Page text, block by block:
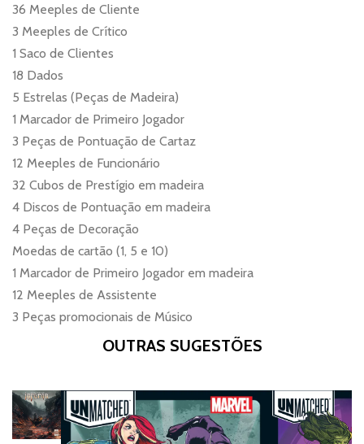
36 Meeples de Cliente
3 Meeples de Crítico
1 Saco de Clientes
18 Dados
5 Estrelas (Peças de Madeira)
1 Marcador de Primeiro Jogador
3 Peças de Pontuação de Cartaz
12 Meeples de Funcionário
32 Cubos de Prestígio em madeira
4 Discos de Pontuação em madeira
4 Peças de Decoração
Moedas de cartão (1, 5 e 10)
1 Marcador de Primeiro Jogador em madeira
12 Meeples de Assistente
3 Peças promocionais de Músico
OUTRAS SUGESTÕES